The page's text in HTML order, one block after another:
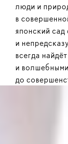
люди и
в
японский
и
всегда
и
до